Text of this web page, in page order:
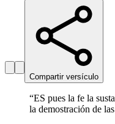
Compartir versículo
“ES pues la fe la
la demostración de